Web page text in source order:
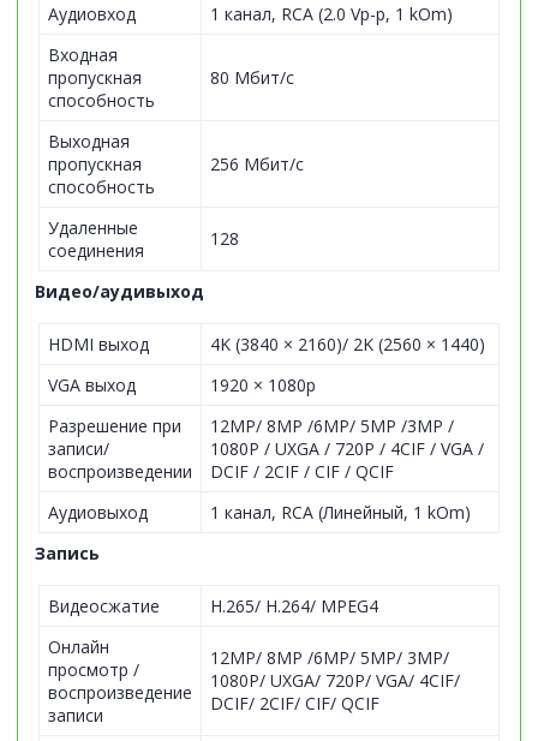
Аудиовход
1 канал, RCA (2.0 Vp-p, 1 kOm)
Входная
пропускная
способность
80 Мбит/с
Выходная
пропускная
способность
256 Мбит/с
Удаленные
соединения
128
Видео/аудивыход
HDMI выход
4K (3840 × 2160)/ 2K (2560 × 1440)
VGA выход
1920 × 1080p
Разрешение при
записи/
воспроизведении
12MP/ 8MP /6MP/ 5MP /3MP /
1080P / UXGA / 720P / 4CIF / VGA /
DCIF / 2CIF / CIF / QCIF
Аудиовыход
1 канал, RCA (Линейный, 1 kOm)
Запись
Видеосжатие
H.265/ H.264/ MPEG4
Онлайн
просмотр /
воспроизведение
записи
12MP/ 8MP /6MP/ 5MP/ 3MP/
1080P/ UXGA/ 720P/ VGA/ 4CIF/
DCIF/ 2CIF/ CIF/ QCIF